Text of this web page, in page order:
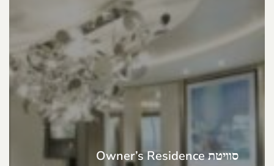
סוויטת Owner’s Residence